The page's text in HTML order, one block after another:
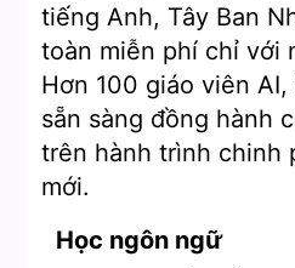
tiếng Anh, Tây Ban
toàn miễn phí chỉ với
Hơn 100 giáo viên
sẵn sàng đồng hành
trên hành trình chinh
mới.
Học ngôn ngữ